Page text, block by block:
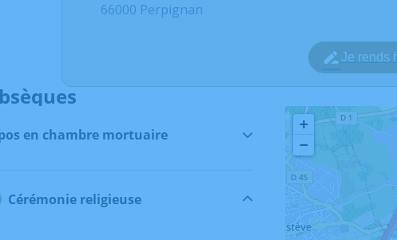
66000 Perpignan
Je rends
en chambre mortuaire
Cérémonie religieuse
+
−